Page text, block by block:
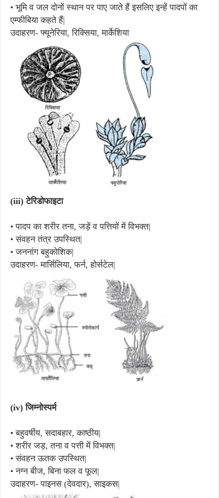
• भूमि व जल दोनों स्थान पर पाए जाते हैं इसलिए इन्हें पादपों का
एम्फीबिया कहते हैं|
उदाहरण- फ्यूनेरिया, रिक्सिया, मार्केशिया
(iii) टेरिडोफाइटा
• पादप का शरीर तना, जड़ें व पत्तियों में विभक्त|
• संवहन तंत्र उपस्थित|
• जननांग बहुकोशिक|
उदाहरण- मार्सिलिया, फर्न, होर्सटेल|
(iv) जिम्नोस्पर्म
• बहुवर्षीय, सदाबहार, काष्ठीय|
• शरीर जड़, तना व पत्ती में विभक्त|
• संवहन ऊतक उपस्थित|
• नग्न बीज, बिना फल व फूल|
उदाहरण- पाइनस (देवदार), साइकस|